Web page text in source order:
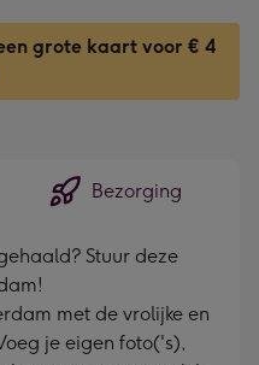
grote kaart voor € 4
Bezorging
Stuur deze
met de vrolijke en
je eigen foto('s),